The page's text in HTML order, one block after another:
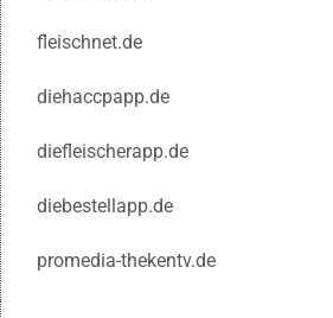
fleischnet.de
diehaccpapp.de
diefleischerapp.de
diebestellapp.de
promedia-thekentv.de